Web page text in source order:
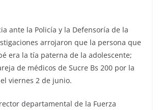
ante la Policía y la Defensoría de la
arrojaron que la persona que
era la tía paterna de la adolescente;
de médicos de Sucre Bs 200 por la
viernes 2 de junio.
departamental de la Fuerza